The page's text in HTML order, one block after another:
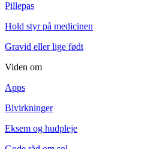
Pillepas
Hold styr på medicinen
Gravid eller lige født
Viden om
Apps
Bivirkninger
Eksem og hudpleje